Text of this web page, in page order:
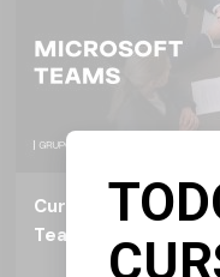
Curso de Microsoft
Teams